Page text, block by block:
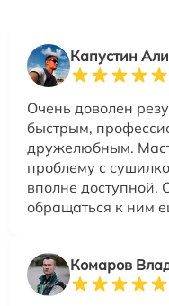
Капустин Али
Очень доволен
быстрым,
дружелюбным.
проблему с
вполне доступной.
обращаться к ним
Комаров